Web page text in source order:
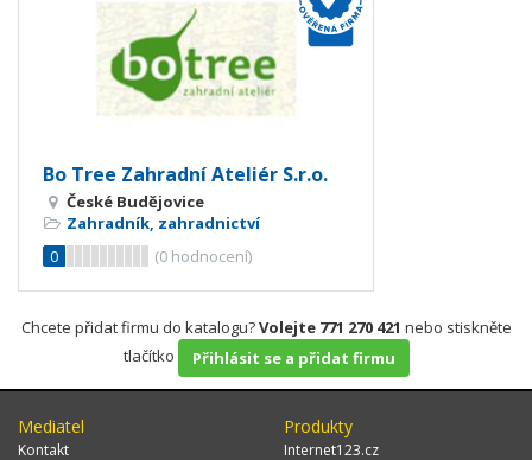
Bo Tree Zahradní Ateliér S.r.o.
České Budějovice
Zahradník, zahradnictví
0
(0 hodnocení)
Chcete přidat firmu do katalogu?Volejte 771 270 421 nebo stiskněte
tlačítko
Přihlásit se a přidat firmu
Mediatel
Kontakt
Produkty
Internet123.cz